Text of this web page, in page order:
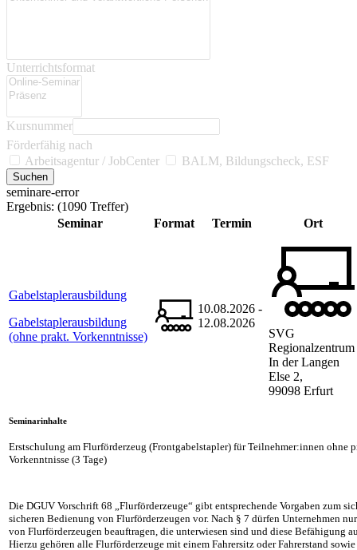
Unterrichtsformat
Kursnummer
Förderfähig nach
Arbeitsagentur / JobCenter
BALM, Bildungscheck, ESF
seminare-error
Ergebnis: (1090 Treffer)
Seminar
Format Termin Ort
Gabelstaplerausbildung
Gabelstaplerausbildung
(ohne prakt. Vorkenntnisse)
10.08.2026 -
12.08.2026
SVG
Regionalzentrum
In der Langen
Else 2,
99098 Erfurt
Seminarinhalte
Erstschulung am Flurförderzeug (Frontgabelstapler) für Teilnehmer:innen ohne
Vorkenntnisse (3 Tage)
Die DGUV Vorschrift 68 „Flurförderzeuge“ gibt entsprechende Vorgaben zum
sicheren Bedienung von Flurförderzeugen vor. Nach § 7 dürfen Unternehmen
von Flurförderzeugen beauftragen, die unterwiesen sind und diese Befähigung
Hierzu gehören alle Flurförderzeuge mit einem Fahrersitz oder Fahrerstand